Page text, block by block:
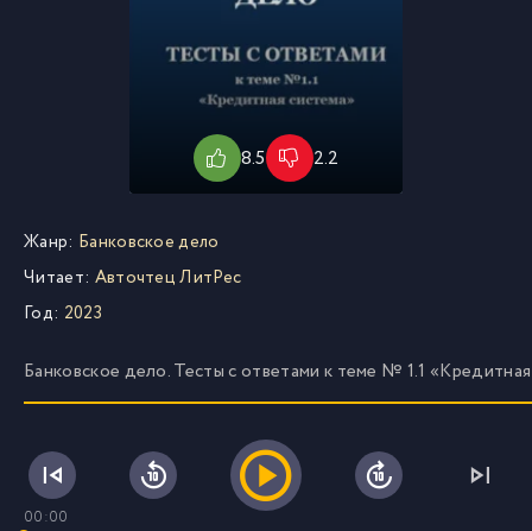
8.5 2.2
Жанр: Банковское дело
Читает: Авточтец ЛитРес
Год: 2023
Банковское дело. Тесты с ответами к теме № 1.1
00:00